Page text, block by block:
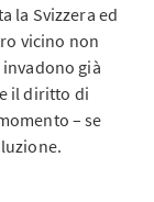
la Svizzera ed
vicino non
già
il diritto di
– se